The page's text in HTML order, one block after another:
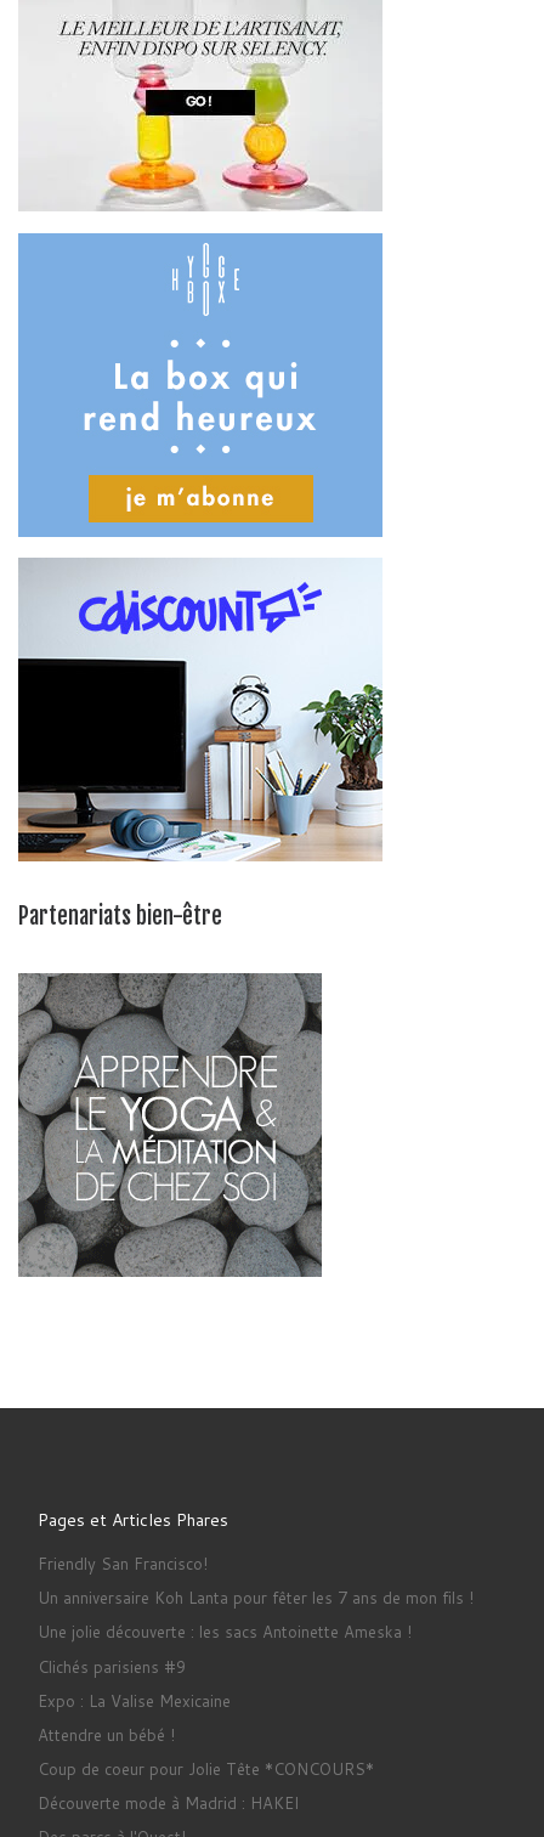
Partenariats bien-être
Pages et Articles Phares
Friendly San Francisco!
Un anniversaire Koh Lanta pour fêter les 7 ans de mon fils !
Une jolie découverte : les sacs Antoinette Ameska !
Clichés parisiens #9
Expo : La Valise Mexicaine
Attendre un bébé !
Coup de coeur pour Jolie Tête *CONCOURS*
Découverte mode à Madrid : HAKEI